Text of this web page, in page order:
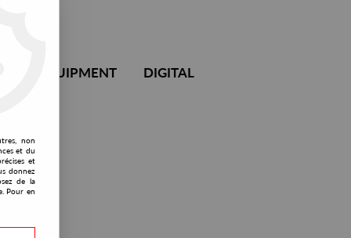
DJ EQUIPMENT DIGITAL
non
et du
et
donnez
de la
Pour en